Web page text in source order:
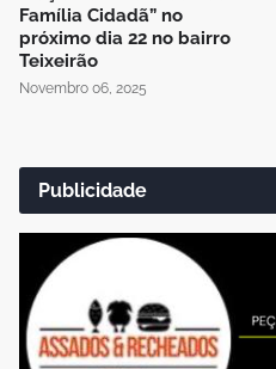
Família Cidadã” no
próximo dia 22 no bairro
Teixeirão
Novembro 06, 2025
Publicidade